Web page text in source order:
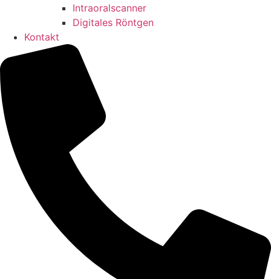
Intraoralscanner
Digitales Röntgen
Kontakt